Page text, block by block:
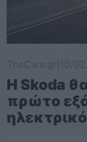
Η Skoda
πρώτο